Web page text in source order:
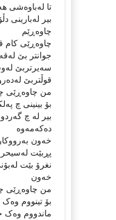
تا لەباوەشى
بیر لەبارینى
چاوەڕێم
چاوەڕێى کام
جوانتر بێ
سەیرتربێ
قوڵتربێ
من چاوەڕێى
بۆ بینینى چ
بیر لە چ
دەکەمەوە
خەون
پڕبێت
نغرۆ بێت
خەون
من چاوەڕێى
بۆ تینووم وەک
ماندووم وەک